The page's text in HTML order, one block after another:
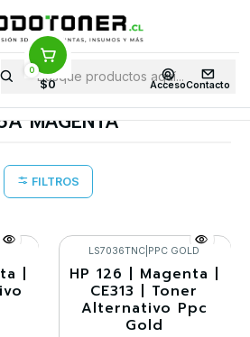
0
$0 AccesoContacto
enTienda· Despachoa Todo Chile · Retiro en
Tienda en24 Horas
Toner Alternativo HP Insumos HP
MAGENTA
FILTROS
| -30%
Agotado
LS7036TNC PPC GOLD
HP 126 | Magenta |
CE313 | Toner
Alternativo Ppc
Gold